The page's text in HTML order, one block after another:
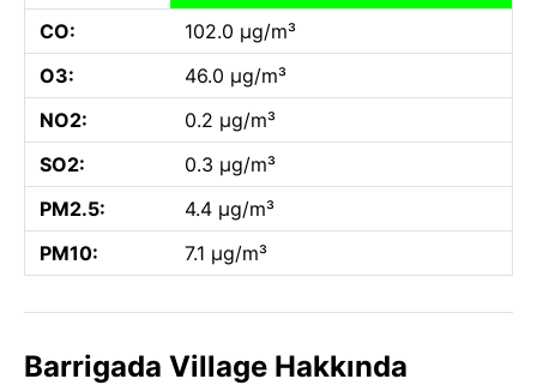
CO:
102.0 µg/m³
O3:
46.0 µg/m³
NO2:
0.2 µg/m³
SO2:
0.3 µg/m³
PM2.5:
4.4 µg/m³
PM10:
7.1 µg/m³
Barrigada Village Hakkında